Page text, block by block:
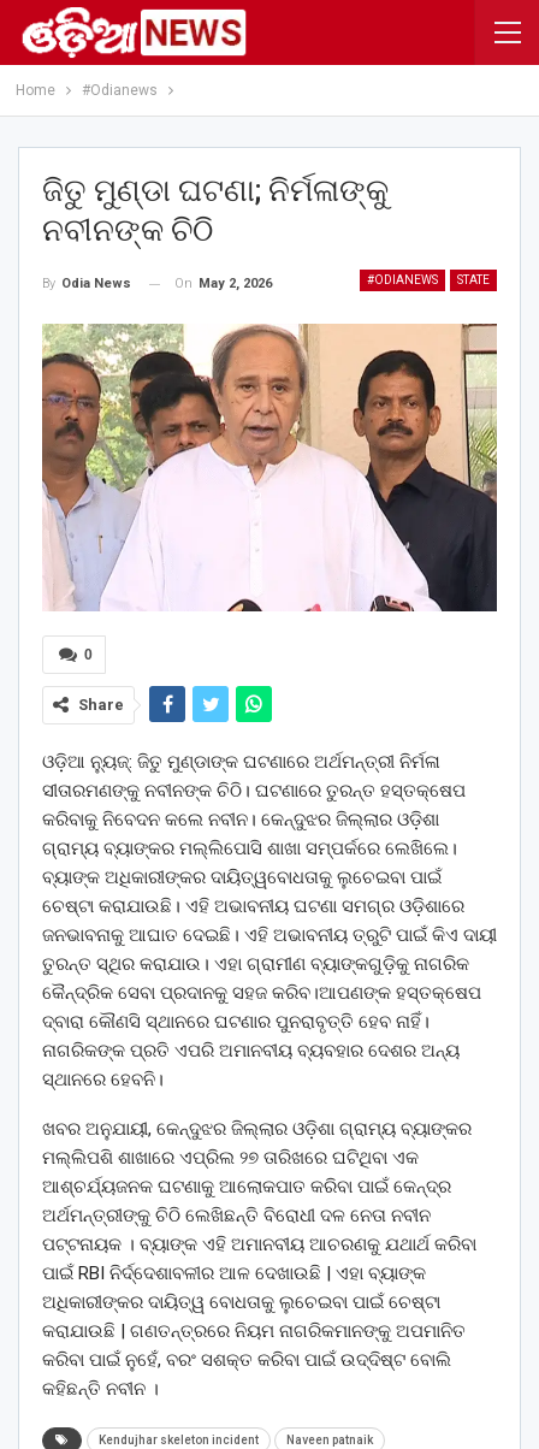
Home #Odianews
ଜିତୁ ମୁଣ୍ଡା ଘଟଣା; ନିର୍ମଳାଙ୍କୁ
ନବୀନଙ୍କ ଚିଠି
#ODIANEWS STATE
By Odia News On May 2, 2026
0
Share
ଓଡ଼ିଆ ନ୍ୟୁଜ୍: ଜିତୁ ମୁଣ୍ଡାଙ୍କ ଘଟଣାରେ ଅର୍ଥମନ୍ତ୍ରୀ ନିର୍ମଳା
ସୀତାରମଣଙ୍କୁ ନବୀନଙ୍କ ଚିଠି। ଘଟଣାରେ ତୁରନ୍ତ ହସ୍ତକ୍ଷେପ
କରିବାକୁ ନିବେଦନ କଲେ ନବୀନ। କେନ୍ଦୁଝର ଜିଲ୍ଲାର ଓଡ଼ିଶା
ଗ୍ରାମ୍ୟ ବ୍ୟାଙ୍କର ମଲ୍ଲିପୋସି ଶାଖା ସମ୍ପର୍କରେ ଲେଖିଲେ।
ବ୍ୟାଙ୍କ ଅଧିକାରୀଙ୍କର ଦାୟିତ୍ୱବୋଧତାକୁ ଲୁଚେଇବା ପାଇଁ
ଚେଷ୍ଟା କରାଯାଉଛି। ଏହି ଅଭାବନୀୟ ଘଟଣା ସମଗ୍ର ଓଡ଼ିଶାରେ
ଜନଭାବନାକୁ ଆଘାତ ଦେଇଛି। ଏହି ଅଭାବନୀୟ ତ୍ରୁଟି ପାଇଁ କିଏ ଦାୟୀ
ତୁରନ୍ତ ସ୍ଥିର କରାଯାଉ। ଏହା ଗ୍ରାମୀଣ ବ୍ୟାଙ୍କଗୁଡ଼ିକୁ ନାଗରିକ
କୈନ୍ଦ୍ରିକ ସେବା ପ୍ରଦାନକୁ ସହଜ କରିବ।ଆପଣଙ୍କ ହସ୍ତକ୍ଷେପ
ଦ୍ବାରା କୌଣସି ସ୍ଥାନରେ ଘଟଣାର ପୁନରାବୃତ୍ତି ହେବ ନାହିଁ।
ନାଗରିକଙ୍କ ପ୍ରତି ଏପରି ଅମାନବୀୟ ବ୍ୟବହାର ଦେଶର ଅନ୍ୟ
ସ୍ଥାନରେ ହେବନି।
ଖବର ଅନୁଯାୟୀ, କେନ୍ଦୁଝର ଜିଲ୍ଲାର ଓଡ଼ିଶା ଗ୍ରାମ୍ୟ ବ୍ୟାଙ୍କର
ମଲ୍ଲିପଶି ଶାଖାରେ ଏପ୍ରିଲ ୨୭ ତାରିଖରେ ଘଟିଥିବା ଏକ
ଆଶ୍ଚର୍ଯ୍ୟଜନକ ଘଟଣାକୁ ଆଲୋକପାତ କରିବା ପାଇଁ କେନ୍ଦ୍ର
ଅର୍ଥମନ୍ତ୍ରୀଙ୍କୁ ଚିଠି ଲେଖିଛନ୍ତି ବିରୋଧୀ ଦଳ ନେତା ନବୀନ
ପଟ୍ଟନାୟକ । ବ୍ୟାଙ୍କ ଏହି ଅମାନବୀୟ ଆଚରଣକୁ ଯଥାର୍ଥ କରିବା
ପାଇଁ RBI ନିର୍ଦ୍ଦେଶାବଳୀର ଆଳ ଦେଖାଉଛି | ଏହା ବ୍ୟାଙ୍କ
ଅଧିକାରୀଙ୍କର ଦାୟିତ୍ୱ ବୋଧତାକୁ ଲୁଚେଇବା ପାଇଁ ଚେଷ୍ଟା
କରାଯାଉଛି | ଗଣତନ୍ତ୍ରରେ ନିୟମ ନାଗରିକମାନଙ୍କୁ ଅପମାନିତ
କରିବା ପାଇଁ ନୁହେଁ, ବରଂ ସଶକ୍ତ କରିବା ପାଇଁ ଉଦ୍ଦିଷ୍ଟ ବୋଲି
କହିଛନ୍ତି ନବୀନ ।
Kendujhar skeleton incident Naveen patnaik